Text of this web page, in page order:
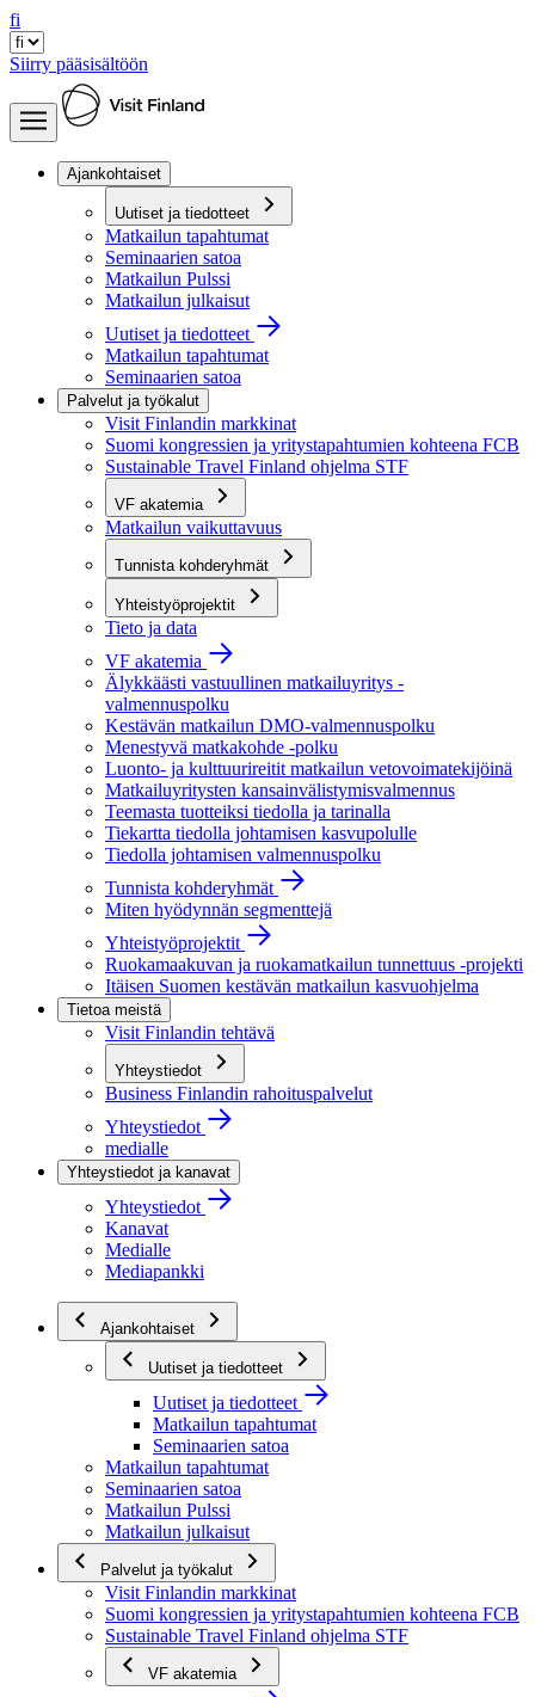
fi
Siirry pääsisältöön
Ajankohtaiset
Uutiset ja tiedotteet
Matkailun tapahtumat
Seminaarien satoa
Matkailun Pulssi
Matkailun julkaisut
Uutiset ja tiedotteet
Matkailun tapahtumat
Seminaarien satoa
Palvelut ja työkalut
Visit Finlandin markkinat
Suomi kongressien ja yritystapahtumien kohteena FCB
Sustainable Travel Finland ohjelma STF
VF akatemia
Matkailun vaikuttavuus
Tunnista kohderyhmät
Yhteistyöprojektit
Tieto ja data
VF akatemia
Älykkäästi vastuullinen matkailuyritys -
valmennuspolku
Kestävän matkailun DMO-valmennuspolku
Menestyvä matkakohde -polku
Luonto- ja kulttuurireitit matkailun vetovoimatekijöinä
Matkailuyritysten kansainvälistymisvalmennus
Teemasta tuotteiksi tiedolla ja tarinalla
Tiekartta tiedolla johtamisen kasvupolulle
Tiedolla johtamisen valmennuspolku
Tunnista kohderyhmät
Miten hyödynnän segmenttejä
Yhteistyöprojektit
Ruokamaakuvan ja ruokamatkailun tunnettuus -projekti
Itäisen Suomen kestävän matkailun kasvuohjelma
Tietoa meistä
Visit Finlandin tehtävä
Yhteystiedot
Business Finlandin rahoituspalvelut
Yhteystiedot
medialle
Yhteystiedot ja kanavat
Yhteystiedot
Kanavat
Medialle
Mediapankki
Ajankohtaiset
Uutiset ja tiedotteet
Uutiset ja tiedotteet
Matkailun tapahtumat
Seminaarien satoa
Matkailun tapahtumat
Seminaarien satoa
Matkailun Pulssi
Matkailun julkaisut
Palvelut ja työkalut
Visit Finlandin markkinat
Suomi kongressien ja yritystapahtumien kohteena FCB
Sustainable Travel Finland ohjelma STF
VF akatemia